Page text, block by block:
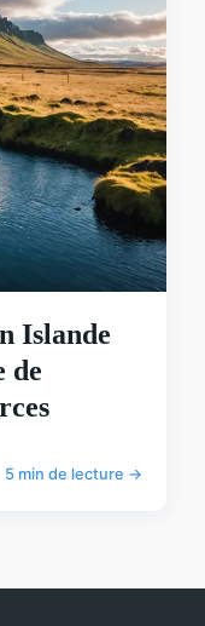
Islande
de
5 min de lecture →